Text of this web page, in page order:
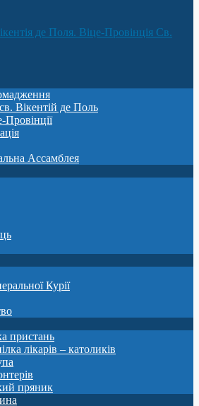
де Поля. Віце-Провінція Св.
Вікентій де Поль
Провінції
Ассамблея
Курії
пристань
лікарів – католиків
пряник